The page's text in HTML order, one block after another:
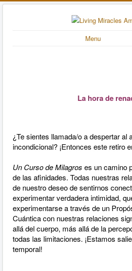
Menu
La hora de
¿Te sientes llamada/o a despertar al
incondicional? ¡Entonces este retiro
Un Curso de Milagros es un camino
de las afinidades. Todas nuestras
de nuestro deseo de sentirnos
experimentar verdadera intimidad,
experimentarse a través de un
Cuántica con nuestras relaciones
allá del cuerpo, más allá de la
todas las limitaciones. ¡Estamos
temporal!